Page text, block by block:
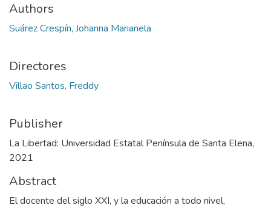
Authors
Suárez Crespín, Johanna Marianela
Directores
Villao Santos, Freddy
Publisher
La Libertad: Universidad Estatal Península de Santa Elena,
2021
Abstract
El docente del siglo XXI, y la educación a todo nivel,